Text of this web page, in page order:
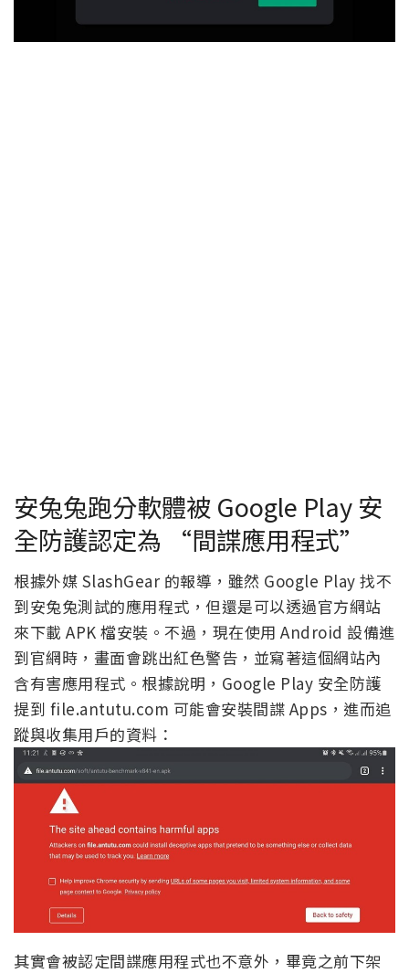
安兔兔跑分軟體被 Google Play 安
全防護認定為 “間諜應用程式”
根據外媒 SlashGear 的報導，雖然 Google Play 找不
到安兔兔測試的應用程式，但還是可以透過官方網站
來下載 APK 檔安裝。不過，現在使用 Android 設備進
到官網時，畫面會跳出紅色警告，並寫著這個網站內
含有害應用程式。根據說明，Google Play 安全防護
提到 file.antutu.com 可能會安裝間諜 Apps，進而追
蹤與收集用戶的資料：
其實會被認定間諜應用程式也不意外，畢竟之前下架